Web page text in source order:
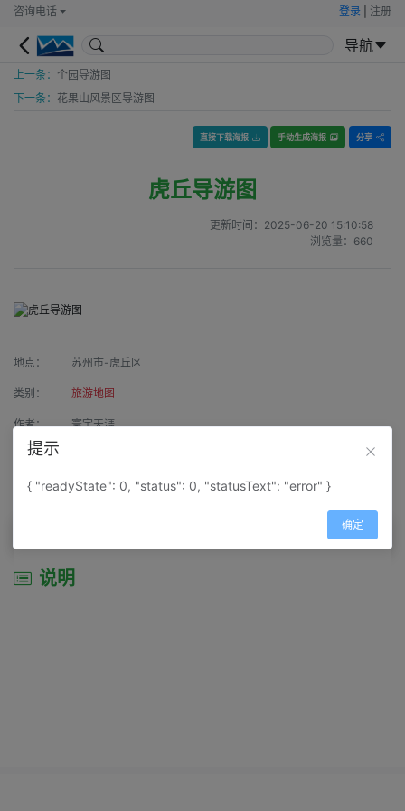
咨询电话 登录 注册
导航
上一条： 个园导游图
下一条： 花果山风景区导游图
直接下载海报 手动生成海报 分享
虎丘导游图
更新时间： 2025-06-20 15:10:58
浏览量： 660
地点： 苏州市-虎丘区
类别： 旅游地图
作者： 寰宇天涯
来源：
属性： 地图属性： 地图类型-景区导游图
说明
提示
{ "readyState": 0, "status": 0, "statusText": "error" }
确定